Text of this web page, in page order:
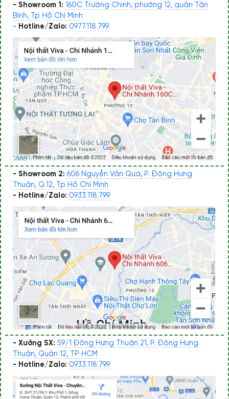
- Showroom 1: 160C Trường Chinh, phường 12, quận Tân
Bình, Tp Hồ Chí Minh
- Hotline/Zalo: 0977.118.799
- Showroom 2: 606 Nguyễn Văn Quá, P. Đông Hưng
Thuận, Q.12, Tp Hồ Chí Minh
- Hotline/Zalo: 0933.118.799
- Xưởng SX: 59/1 Đông Hưng Thuận 21, P. Đông Hưng
Thuận, Quận 12, TP HCM
- Hotline/Zalo: 0933.118.799